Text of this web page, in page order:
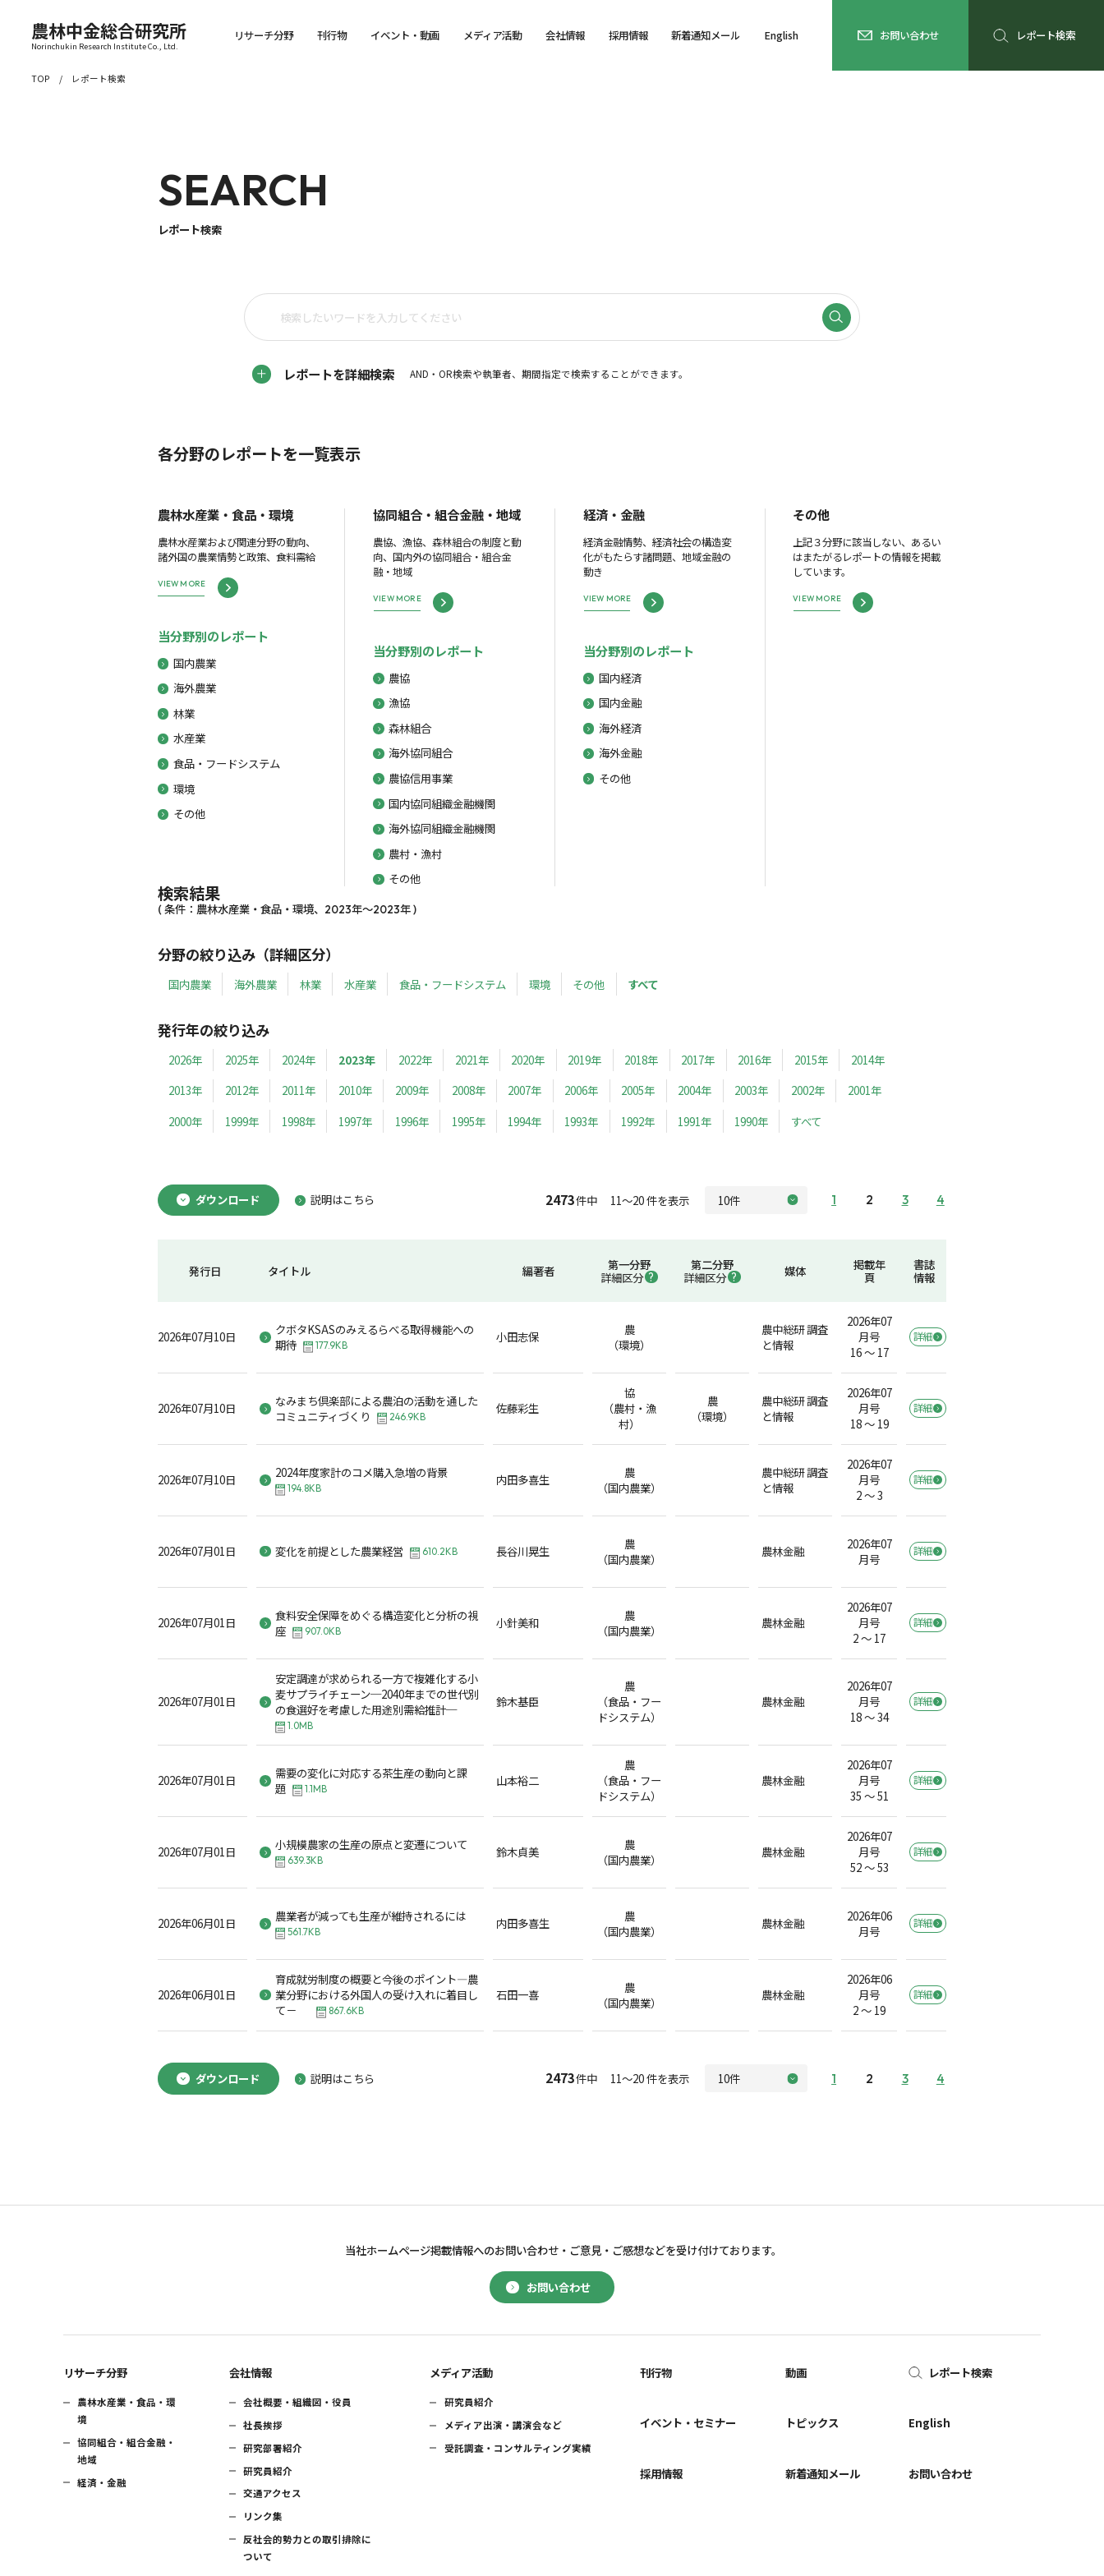
農林中金総合研究所
Norinchukin Research Institute Co., Ltd.
リサーチ分野 刊行物 イベント・動画 メディア活動 会社情報 採用情報 新着通知メール English お問い合わせ レポート検索
TOP レポート検索
SEARCH
レポート検索
レポートを詳細検索 AND・OR検索や執筆者、期間指定で検索することができます。
各分野のレポートを一覧表示
農林水産業・食品・環境
農林水産業および関連分野の動向、
諸外国の農業情勢と政策、食料需給
VIEW MORE
当分野別のレポート
国内農業
海外農業
林業
水産業
食品・フードシステム
環境
その他
協同組合・組合金融・地域
農協、漁協、森林組合の制度と動
向、国内外の協同組合・組合金
融・地域
VIEW MORE
当分野別のレポート
農協
漁協
森林組合
海外協同組合
農協信用事業
国内協同組織金融機関
海外協同組織金融機関
農村・漁村
その他
経済・金融
経済金融情勢、経済社会の構造変
化がもたらす諸問題、地域金融の
動き
VIEW MORE
当分野別のレポート
国内経済
国内金融
海外経済
海外金融
その他
その他
上記３分野に該当しない、あるい
はまたがるレポートの情報を掲載
しています。
VIEW MORE
検索結果
( 条件：農林水産業・食品・環境、2023年～2023年 )
分野の絞り込み（詳細区分）
国内農業 海外農業 林業 水産業 食品・フードシステム 環境 その他 すべて
発行年の絞り込み
2026年 2025年 2024年 2023年 2022年 2021年 2020年 2019年 2018年 2017年 2016年 2015年
2014年
2013年
2012年 2011年 2010年 2009年 2008年 2007年 2006年 2005年 2004年 2003年 2002年
2001年
2000年
1999年 1998年 1997年 1996年 1995年 1994年 1993年 1992年 1991年 1990年 すべて
ダウンロード 説明はこちら 2473件中 11～20 件を表示 1 2 3 4
発行日 タイトル 編著者
第一分野
詳細区分
第二分野
詳細区分
媒体
掲載年
頁
書誌
情報
2026年07月10日
クボタKSASのみえるらべる取得機能への
期待
177.9KB
小田志保
農
（環境）
農中総研 調査
と情報
2026年07
月号
16 ～ 17
詳細
2026年07月10日
なみまち倶楽部による農泊の活動を通した
コミュニティづくり
246.9KB
佐藤彩生
協
（農村・漁
村）
農
（環境）
農中総研 調査
と情報
2026年07
月号
18 ～ 19
詳細
2026年07月10日 2024年度家計のコメ購入急増の背景
194.8KB
内田多喜生
農
（国内農業）
農中総研 調査
と情報
2026年07
月号
2 ～ 3
詳細
2026年07月01日 変化を前提とした農業経営 610.2KB 長谷川晃生
農
（国内農業）
農林金融
2026年07
月号
詳細
2026年07月01日
食料安全保障をめぐる構造変化と分析の視
座
907.0KB
小針美和
農
（国内農業）
農林金融
2026年07
月号
2 ～ 17
詳細
2026年07月01日
安定調達が求められる一方で複雑化する小
麦サプライチェーン─2040年までの世代別
の食選好を考慮した用途別需給推計─
1.0MB
鈴木基臣
農
（食品・フー
ドシステム）
農林金融
2026年07
月号
18 ～ 34
詳細
2026年07月01日
需要の変化に対応する茶生産の動向と課
題
1.1MB
山本裕二
農
（食品・フー
ドシステム）
農林金融
2026年07
月号
35 ～ 51
詳細
2026年07月01日 小規模農家の生産の原点と変遷について
639.3KB
鈴木貞美
農
（国内農業）
農林金融
2026年07
月号
52 ～ 53
詳細
2026年06月01日 農業者が減っても生産が維持されるには
561.7KB
内田多喜生
農
（国内農業）
農林金融
2026年06
月号
詳細
2026年06月01日
育成就労制度の概要と今後のポイント―農
業分野における外国人の受け入れに着目し
て－
867.6KB
石田一喜
農
（国内農業）
農林金融
2026年06
月号
2 ～ 19
詳細
ダウンロード 説明はこちら 2473件中 11～20 件を表示 1 2 3 4
お問い合わせ
当社ホームページ掲載情報へのお問い合わせ・ ご意見・ご感想などを受け付けております。
リサーチ分野
農林水産業・食品・環
境
協同組合・組合金融・
地域
経済・金融
会社情報
会社概要・組織図・役員
社長挨拶
研究部署紹介
研究員紹介
交通アクセス
リンク集
反社会的勢力との取引排除に
ついて
メディア活動
研究員紹介
メディア出演・講演会など
受託調査・コンサルティング実績
刊行物
イベント・セミナー
採用情報
動画
トピックス
新着通知メール
レポート検索
English
お問い合わせ